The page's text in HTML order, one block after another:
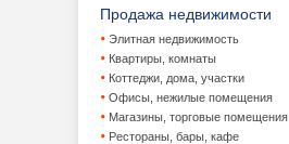
Продажа недвижимости
Элитная недвижимость
Квартиры, комнаты
Коттеджи, дома, участки
Офисы, нежилые помещения
Магазины, торговые помещения
Рестораны, бары, кафе